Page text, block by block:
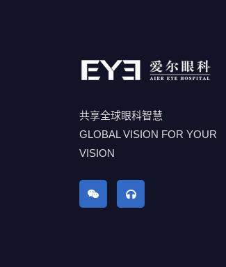
共享全球眼科智慧
GLOBAL VISION FOR YOUR
VISION